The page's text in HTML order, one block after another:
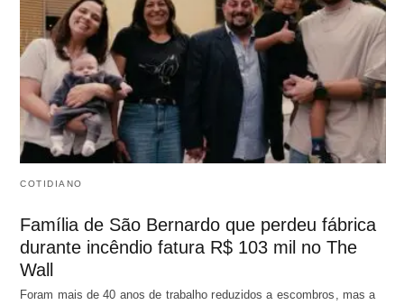
COTIDIANO
Família de São Bernardo que perdeu fábrica
durante incêndio fatura R$ 103 mil no The
Wall
Foram mais de 40 anos de trabalho reduzidos a escombros, mas a